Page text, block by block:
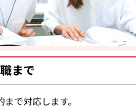
まで
で対応します。